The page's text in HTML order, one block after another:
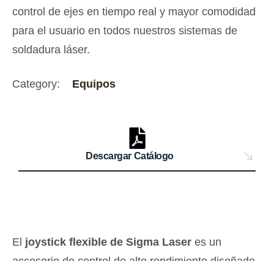
control de ejes en tiempo real y mayor comodidad
para el usuario en todos nuestros sistemas de
soldadura láser.
Category: Equipos
Descargar Catálogo
El joystick flexible de Sigma Laser es un